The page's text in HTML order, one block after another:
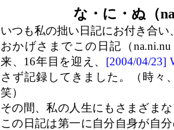
な・に・ぬ（
いつも私の拙い日記にお付き合
おかげさまでこの日記（
来、16年目を迎え、 [2004/04/23]
さず記録してきました。（時々
笑）
その間、私の人生にもさまざま
この日記は第一に自分自身が自